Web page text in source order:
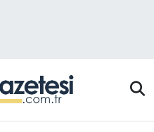
ve Fikstür